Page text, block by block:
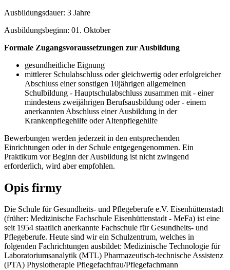
Ausbildungsdauer: 3 Jahre
Ausbildungsbeginn: 01. Oktober
Formale Zugangsvoraussetzungen zur Ausbildung
gesundheitliche Eignung
mittlerer Schulabschluss oder gleichwertig oder erfolgreicher
Abschluss einer sonstigen 10jährigen allgemeinen
Schulbildung - Hauptschulabschluss zusammen mit - einer
mindestens zweijährigen Berufsausbildung oder - einem
anerkannten Abschluss einer Ausbildung in der
Krankenpflegehilfe oder Altenpflegehilfe
Bewerbungen werden jederzeit in den entsprechenden
Einrichtungen oder in der Schule entgegengenommen. Ein
Praktikum vor Beginn der Ausbildung ist nicht zwingend
erforderlich, wird aber empfohlen.
Opis firmy
Die Schule für Gesundheits- und Pflegeberufe e.V. Eisenhüttenstadt
(früher: Medizinische Fachschule Eisenhüttenstadt - MeFa) ist eine
seit 1954 staatlich anerkannte Fachschule für Gesundheits- und
Pflegeberufe. Heute sind wir ein Schulzentrum, welches in
folgenden Fachrichtungen ausbildet: Medizinische Technologie für
Laboratoriumsanalytik (MTL) Pharmazeutisch-technische Assistenz
(PTA) Physiotherapie Pflegefachfrau/Pflegefachmann